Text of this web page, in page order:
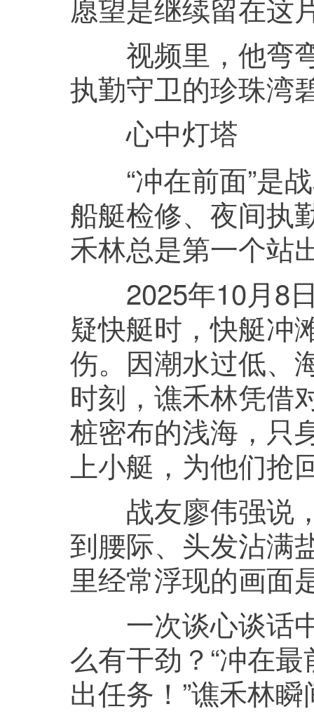
愿望是继续留在这
视频里，他弯弯
执勤守卫的珍珠湾
心中灯塔
“冲在前面”是战
船艇检修、夜间
禾林总是第一个站
2025年10月8日
疑快艇时，快艇冲
伤。因潮水过低、
时刻，谯禾林凭借
桩密布的浅海，只
上小艇，为他们抢
战友廖伟强说，
到腰际、头发沾满
里经常浮现的画面
一次谈心谈话中
么有干劲？“冲在
出任务！”谯禾林